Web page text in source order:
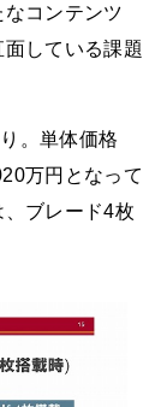
コンテンツ
している課題
。単体価格
万円となって
ブレード4枚